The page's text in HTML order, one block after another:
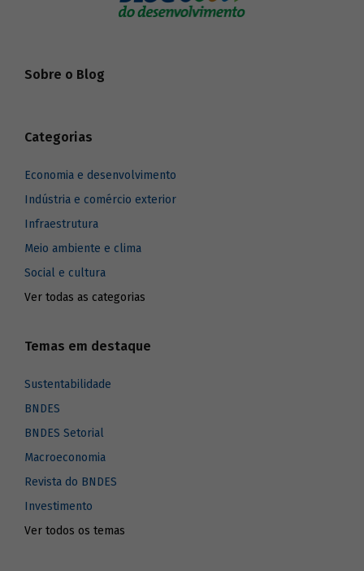
Sobre o Blog
Categorias
Economia e desenvolvimento
Indústria e comércio exterior
Infraestrutura
Meio ambiente e clima
Social e cultura
Ver todas as categorias
Temas em destaque
Sustentabilidade
BNDES
BNDES Setorial
Macroeconomia
Revista do BNDES
Investimento
Ver todos os temas